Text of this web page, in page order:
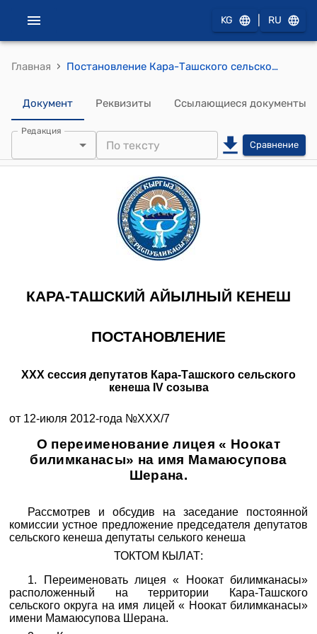
KG RU
Главная › Постановление Кара-Ташского сельского кенеша от 12-июля 2012-года №ХХХ/7 "О переименование лицея « Ноокат билимканасы» на имя Мамаюсупова Шерана."
Документ Реквизиты Ссылающиеся документы
Редакция
Сравнение